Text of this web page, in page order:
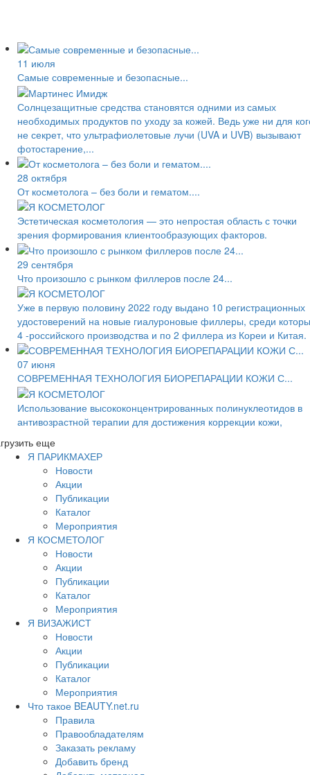
11 июля
Самые современные и безопасные...
Солнцезащитные средства становятся одними из самых
необходимых продуктов по уходу за кожей. Ведь уже ни для
не секрет, что ультрафиолетовые лучи (UVA и UVB) вызывают
фотостарение,...
28 октября
От косметолога – без боли и гематом....
Эстетическая косметология — это непростая область с точки
зрения формирования клиентообразующих факторов.
29 сентября
Что произошло с рынком филлеров после 24...
Уже в первую половину 2022 году выдано 10 регистрационных
удостоверений на новые гиалуроновые филлеры, среди
4 -российского производства и по 2 филлера из Кореи и Китая.
07 июня
СОВРЕМЕННАЯ ТЕХНОЛОГИЯ БИОРЕПАРАЦИИ КОЖИ С...
Использование высококонцентрированных полинуклеотидов в
антивозрастной терапии для достижения коррекции кожи,
еще
Я ПАРИКМАХЕР
Новости
Акции
Публикации
Каталог
Мероприятия
Я КОСМЕТОЛОГ
Новости
Акции
Публикации
Каталог
Мероприятия
Я ВИЗАЖИСТ
Новости
Акции
Публикации
Каталог
Мероприятия
Что такое BEAUTY.net.ru
Правила
Правообладателям
Заказать рекламу
Добавить бренд